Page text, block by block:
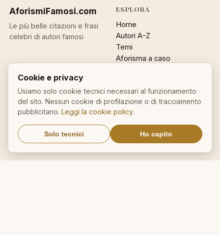
AforismiFamosi.com
Le più belle citazioni e frasi
celebri di autori famosi
ESPLORA
Home
Autori A-Z
Temi
Aforisma a caso
ACCOUNT
Accedi
Registrati
Password dimenticata
INFO
Contatti
Privacy
Sitemap
NEWSLETTER
Cookie e privacy
Usiamo solo cookie tecnici necessari al funzionamento
del sito. Nessun cookie di profilazione o di tracciamento
pubblicitario.Leggi la cookie policy.
Solo tecnici Ho capito